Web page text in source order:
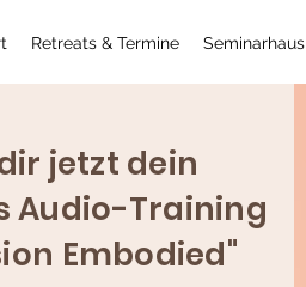
Retreats & Termine Seminarhaus
jetzt dein
Audio-Training
Embodied"